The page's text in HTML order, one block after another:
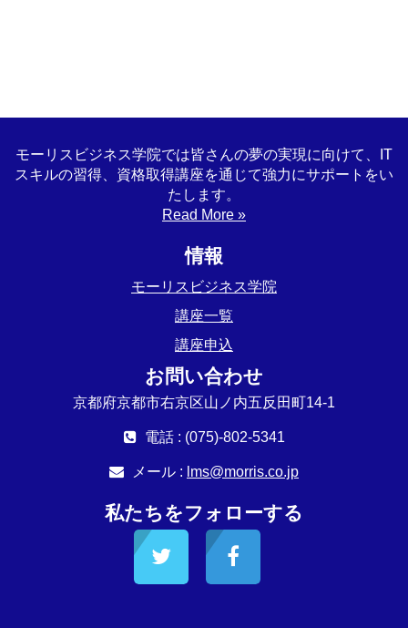
モーリスビジネス学院では皆さんの夢の実現に向けて、IT
スキルの習得、資格取得講座を通じて強力にサポートをい
たします。
Read More »
情報
モーリスビジネス学院
講座一覧
講座申込
お問い合わせ
京都府京都市右京区山ノ内五反田町14-1
電話 : (075)-802-5341
メール : lms@morris.co.jp
私たちをフォローする